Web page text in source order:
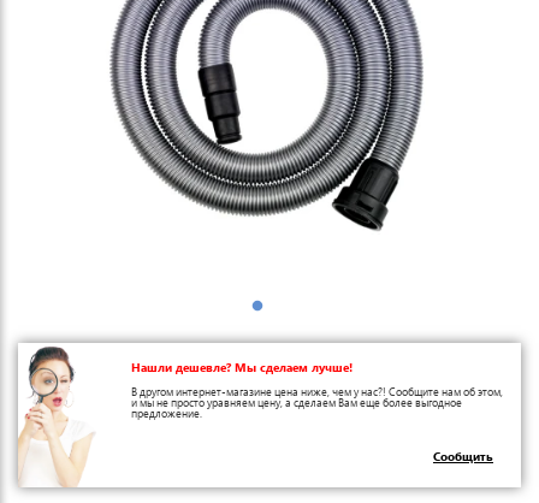
Нашли дешевле? Мы сделаем лучше!
В другом интернет-магазине цена ниже, чем у нас?! Сообщите нам об этом,
и мы не просто уравняем цену, а сделаем Вам еще более выгодное
предложение.
Сообщить